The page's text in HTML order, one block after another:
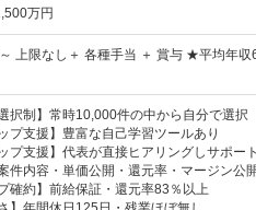
万円
上限なし＋ 各種手当 ＋ 賞与 ★平均年
択制】常時10,000件の中から自分で選択
プ支援】豊富な自己学習ツールあり
プ支援】代表が直接ヒアリングしサポート
件内容・単価公開・還元率・マージン公開
確約】前給保証・還元率83％以上